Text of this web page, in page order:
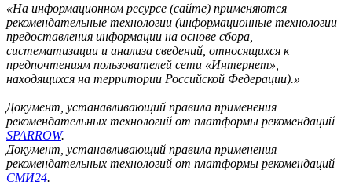
«На информационном ресурсе (сайте) применяются
рекомендательные технологии (информационные технологии
предоставления информации на основе сбора,
систематизации и анализа сведений, относящихся к
предпочтениям пользователей сети «Интернет»,
находящихся на территории Российской Федерации).»
Документ, устанавливающий правила применения
рекомендательных технологий от платформы рекомендаций
SPARROW.
Документ, устанавливающий правила применения
рекомендательных технологий от платформы рекомендаций
СМИ24.